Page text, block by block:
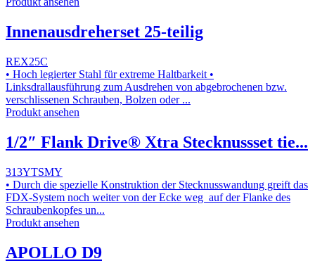
Innenausdreherset 25-teilig
REX25C
• Hoch legierter Stahl für extreme Haltbarkeit •
Linksdrallausführung zum Ausdrehen von abgebrochenen bzw.
verschlissenen Schrauben, Bolzen oder ...
Produkt ansehen
1/2″ Flank Drive® Xtra Stecknussset tie...
313YTSMY
• Durch die spezielle Konstruktion der Stecknusswandung greift das
FDX-System noch weiter von der Ecke weg auf der Flanke des
Schraubenkopfes un...
Produkt ansehen
APOLLO D9